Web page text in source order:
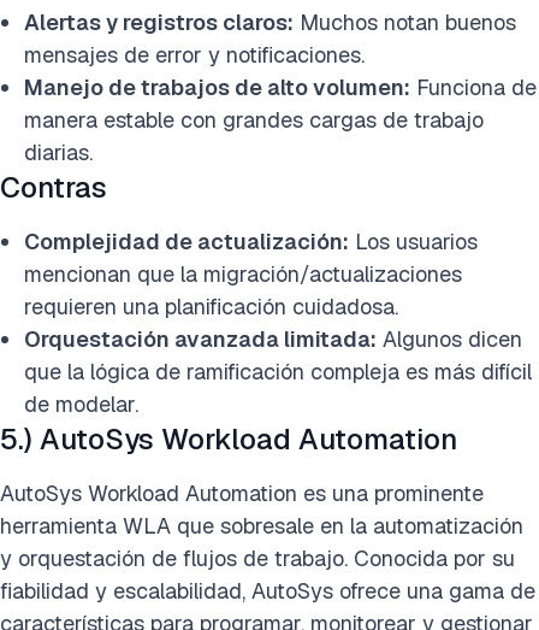
Alertas y registros claros: Muchos notan buenos
mensajes de error y notificaciones.
Manejo de trabajos de alto volumen: Funciona de
manera estable con grandes cargas de trabajo
diarias.
Contras
Complejidad de actualización: Los usuarios
mencionan que la migración/actualizaciones
requieren una planificación cuidadosa.
Orquestación avanzada limitada: Algunos dicen
que la lógica de ramificación compleja es más difícil
de modelar.
5.) AutoSys Workload Automation
AutoSys Workload Automation es una prominente
herramienta WLA que sobresale en la automatización
y orquestación de flujos de trabajo. Conocida por su
fiabilidad y escalabilidad, AutoSys ofrece una gama de
características para programar, monitorear y gestionar